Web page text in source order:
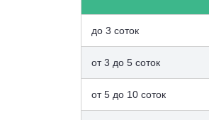
до 3 соток
от 3 до 5 соток
от 5 до 10 соток